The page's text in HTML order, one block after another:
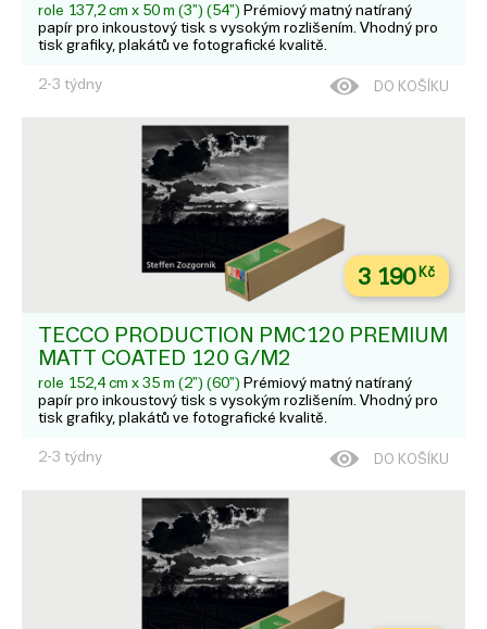
role 137,2 cm x 50 m (3") (54") Prémiový matný natíraný
papír pro inkoustový tisk s vysokým rozlišením. Vhodný pro
tisk grafiky, plakátů ve fotografické kvalitě.
2-3 týdny DO KOŠÍKU
3 190Kč
TECCO PRODUCTION PMC120 PREMIUM
MATT COATED 120 G/M2
role 152,4 cm x 35 m (2") (60") Prémiový matný natíraný
papír pro inkoustový tisk s vysokým rozlišením. Vhodný pro
tisk grafiky, plakátů ve fotografické kvalitě.
2-3 týdny DO KOŠÍKU